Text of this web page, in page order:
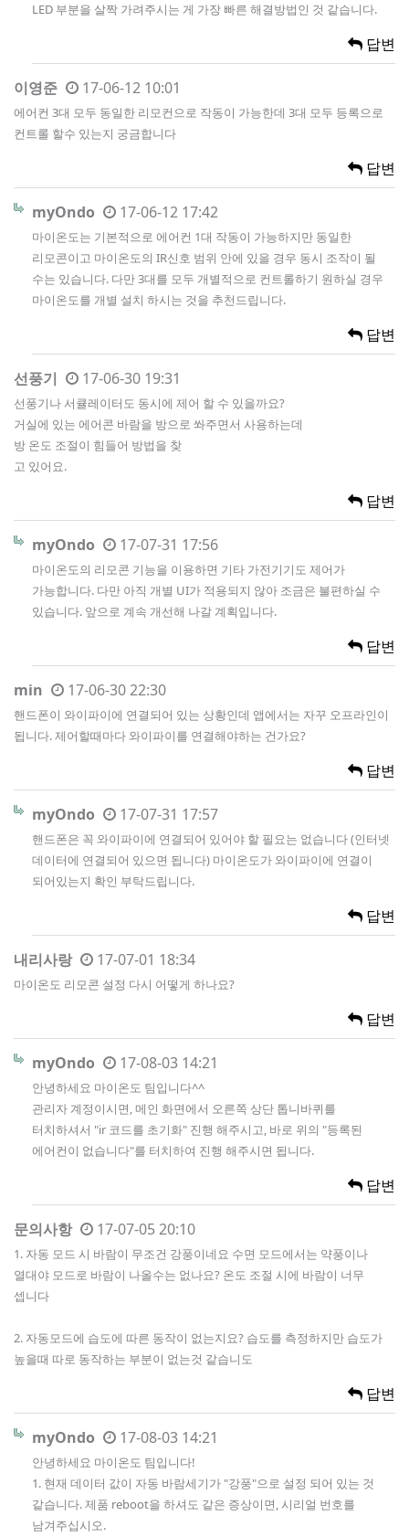
LED 부분을 살짝 가려주시는 게 가장 빠른 해결방법인 것 같습니다.
답변
이영준 17-06-12 10:01
에어컨 3대 모두 동일한 리모컨으로 작동이 가능한데 3대 모두 등록으로
컨트롤 할수 있는지 궁금합니다
답변
myOndo 17-06-12 17:42
마이온도는 기본적으로 에어컨 1대 작동이 가능하지만 동일한
리모콘이고 마이온도의 IR신호 범위 안에 있을 경우 동시 조작이 될
수는 있습니다. 다만 3대를 모두 개별적으로 컨트롤하기 원하실 경우
마이온도를 개별 설치 하시는 것을 추천드립니다.
답변
선풍기 17-06-30 19:31
선풍기나 서큘레이터도 동시에 제어 할 수 있을까요?
거실에 있는 에어콘 바람을 방으로 쏴주면서 사용하는데
방 온도 조절이 힘들어 방법을 찾
고 있어요.
답변
myOndo 17-07-31 17:56
마이온도의 리모콘 기능을 이용하면 기타 가전기기도 제어가
가능합니다. 다만 아직 개별 UI가 적용되지 않아 조금은 불편하실 수
있습니다. 앞으로 계속 개선해 나갈 계획입니다.
답변
min 17-06-30 22:30
핸드폰이 와이파이에 연결되어 있는 상황인데 앱에서는 자꾸 오프라인이
됩니다. 제어할때마다 와이파이를 연결해야하는 건가요?
답변
myOndo 17-07-31 17:57
핸드폰은 꼭 와이파이에 연결되어 있어야 할 필요는 없습니다 (인터넷
데이터에 연결되어 있으면 됩니다) 마이온도가 와이파이에 연결이
되어있는지 확인 부탁드립니다.
답변
내리사랑 17-07-01 18:34
마이온도 리모콘 설정 다시 어떻게 하나요?
답변
myOndo 17-08-03 14:21
안녕하세요 마이온도 팀입니다^^
관리자 계정이시면, 메인 화면에서 오른쪽 상단 톱니바퀴를
터치하셔서 "ir 코드를 초기화" 진행 해주시고, 바로 위의 "등록된
에어컨이 없습니다"를 터치하여 진행 해주시면 됩니다.
답변
문의사항 17-07-05 20:10
1. 자동 모드 시 바람이 무조건 강풍이네요 수면 모드에서는 약풍이나
열대야 모드로 바람이 나올수는 없나요? 온도 조절 시에 바람이 너무
셉니다
2. 자동모드에 습도에 따른 동작이 없는지요? 습도를 측정하지만 습도가
높을때 따로 동작하는 부분이 없는것 같습니도
답변
myOndo 17-08-03 14:21
안녕하세요 마이온도 팀입니다!
1. 현재 데이터 값이 자동 바람세기가 "강풍"으로 설정 되어 있는 것
같습니다. 제품 reboot을 하셔도 같은 증상이면, 시리얼 번호를
남겨주십시오.